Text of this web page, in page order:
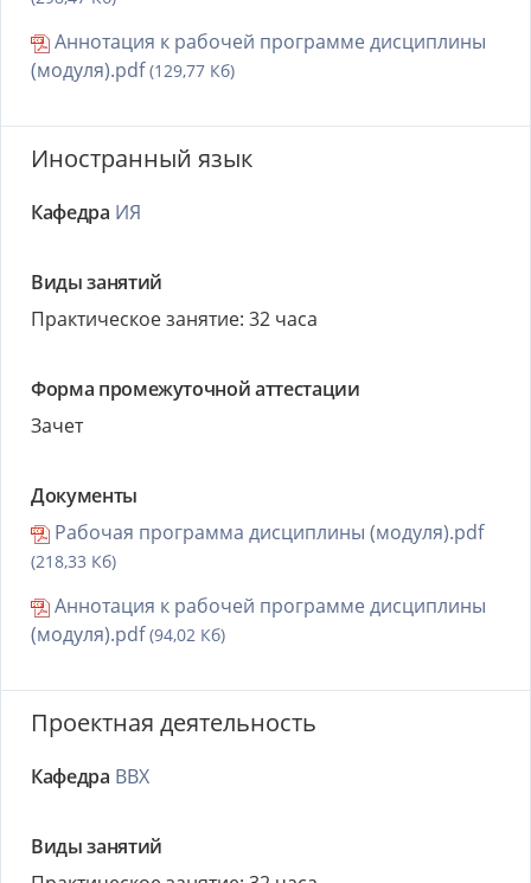
Аннотация к рабочей программе дисциплины
(модуля).pdf(129,77 Кб)
Иностранный язык
Кафедра ИЯ
Виды занятий
Практическое занятие: 32 часа
Форма промежуточной аттестации
Зачет
Документы
Рабочая программа дисциплины (модуля).pdf
(218,33 Кб)
Аннотация к рабочей программе дисциплины
(модуля).pdf(94,02 Кб)
Проектная деятельность
Кафедра ВВХ
Виды занятий